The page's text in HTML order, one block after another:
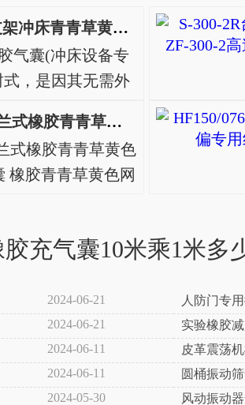
S-220-2RLED支架冲床青青草黄色网站S-220-2R电动冲床
气囊(冲床设备专
式，是因其无需外
橡胶曲囊①在使用
胀的钢制(镀锌)腰环
。③盖..
HF215/120-1法兰式橡胶青青草黄色网站，纠偏气囊
式橡胶青青草黄色
橡胶青青草黄色网
气囊、橡胶青青草
充气囊10米乘1米多
2024-06-21
人防门专
2024-06-21
实验橡胶
2024-06-11
皮革震荡
2024-06-11
圆桶振动
2024-05-30
风动振动